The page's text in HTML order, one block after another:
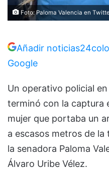
Foto: Paloma Valencia en
Añadir
Google
Un operativo policial
terminó con la captura
mujer que portaba un
a escasos metros de
la senadora Paloma
Álvaro Uribe Vélez.